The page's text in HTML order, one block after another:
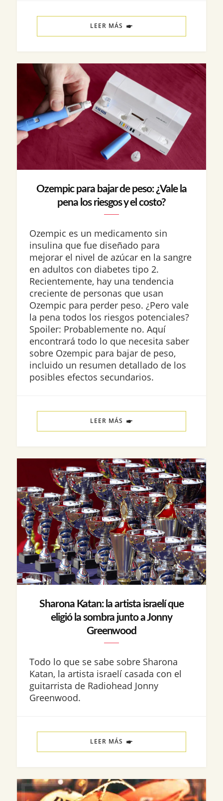
LEER MÁS
Ozempic para bajar de peso: ¿Vale la
pena los riesgos y el costo?
Ozempic es un medicamento sin
insulina que fue diseñado para
mejorar el nivel de azúcar en la sangre
en adultos con diabetes tipo 2.
Recientemente, hay una tendencia
creciente de personas que usan
Ozempic para perder peso. ¿Pero vale
la pena todos los riesgos potenciales?
Spoiler: Probablemente no. Aquí
encontrará todo lo que necesita saber
sobre Ozempic para bajar de peso,
incluido un resumen detallado de los
posibles efectos secundarios.
LEER MÁS
Sharona Katan: la artista israelí que
eligió la sombra junto a Jonny
Greenwood
Todo lo que se sabe sobre Sharona
Katan, la artista israelí casada con el
guitarrista de Radiohead Jonny
Greenwood.
LEER MÁS